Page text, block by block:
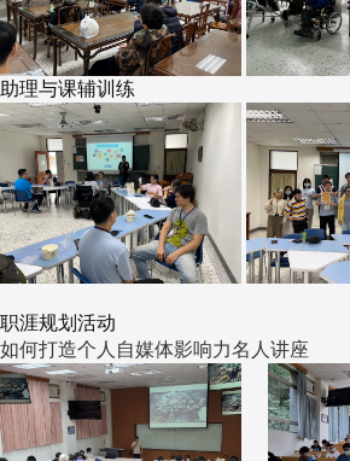
助理与课辅训练
职涯规划活动
如何打造个人自媒体影响力名人讲座